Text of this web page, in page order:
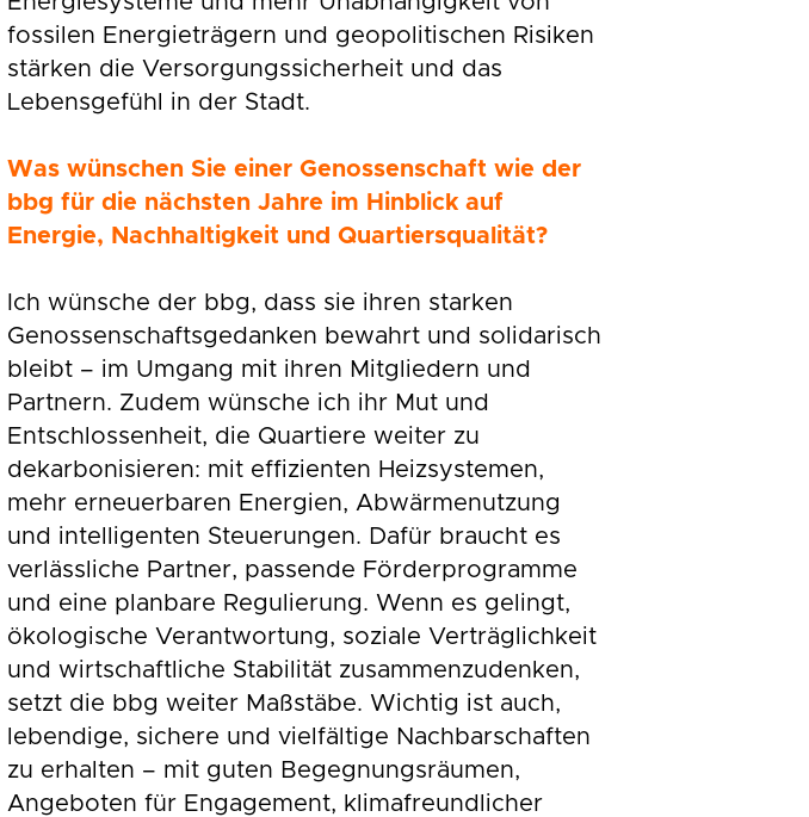
fossilen Energieträgern und geopolitischen Risiken
stärken die Versorgungssicherheit und das
Lebensgefühl in der Stadt.
Was wünschen Sie einer Genossenschaft wie der
bbg für die nächsten Jahre im Hinblick auf
Energie, Nachhaltigkeit und Quartiersqualität?
Ich wünsche der bbg, dass sie ihren starken
Genossenschaftsgedanken bewahrt und solidarisch
bleibt – im Umgang mit ihren Mitgliedern und
Partnern. Zudem wünsche ich ihr Mut und
Entschlossenheit, die Quartiere weiter zu
dekarbonisieren: mit effizienten Heizsystemen,
mehr erneuerbaren Energien, Abwärmenutzung
und intelligenten Steuerungen. Dafür braucht es
verlässliche Partner, passende Förderprogramme
und eine planbare Regulierung. Wenn es gelingt,
ökologische Verantwortung, soziale Verträglichkeit
und wirtschaftliche Stabilität zusammenzudenken,
setzt die bbg weiter Maßstäbe. Wichtig ist auch,
lebendige, sichere und vielfältige Nachbarschaften
zu erhalten – mit guten Begegnungsräumen,
Angeboten für Engagement, klimafreundlicher